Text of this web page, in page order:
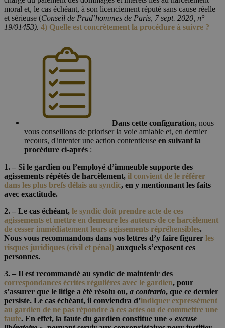
moral et, le cas échéant, à son licenciement réputé sans cause réelle
et sérieuse (Conseil de Prud’hommes de Paris, 7 sept. 2020, n°
19/01453). 4) Quelle est concrètement la procédure à suivre ?
Dans cette configuration, nous
vous conseillons de prioriser la voie amiable et, en dernier
recours, d'intenter une action contentieuse en suivant la
procédure ci-après :
1. – Si le gardien ou l’employé d’immeuble supporte des
agissements répétés de harcèlement, il convient de le référer
dans les plus brefs délais au syndic, en y mentionnant les faits
avec exactitude.
2. – Le cas échéant, le syndic doit prendre acte de ces
agissements et mettre en demeure les auteurs de ce harcèlement
de cesser immédiatement leurs agissements répréhensibles.
Nous vous recommandons dans vos lettres d’y faire figurer les
risques juridiques (civil et pénal) auxquels s’exposent ces
personnes.
3. – Il est recommandé au syndic de maintenir des
correspondances écrites régulières avec le gardien, pour
s’assurer que le litige a été résolu ou, a contrario, que ce dernier
persiste. Le cas échéant, il conviendra d’indiquer expressément
au gardien de ne pas répondre à ces actes ou de commettre une
faute. En effet, la faute du gardien constitue une « excuse